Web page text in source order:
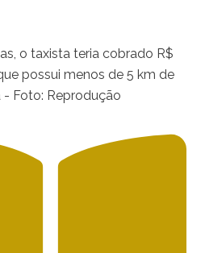
o taxista teria cobrado R$
possui menos de 5 km de
- Foto: Reprodução